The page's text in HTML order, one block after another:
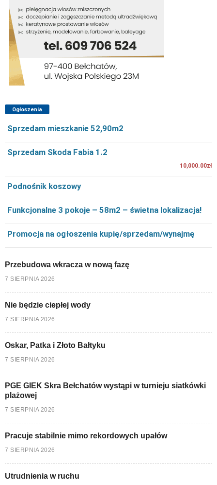
Ogłoszenia
Sprzedam mieszkanie 52,90m2
Sprzedam Skoda Fabia 1.2
10,000.00zł
Podnośnik koszowy
Funkcjonalne 3 pokoje – 58m2 – świetna lokalizacja!
Promocja na ogłoszenia kupię/sprzedam/wynajmę
Przebudowa wkracza w nową fazę
7 SIERPNIA 2026
Nie będzie ciepłej wody
7 SIERPNIA 2026
Oskar, Patka i Złoto Bałtyku
7 SIERPNIA 2026
PGE GIEK Skra Bełchatów wystąpi w turnieju siatkówki
plażowej
7 SIERPNIA 2026
Pracuje stabilnie mimo rekordowych upałów
7 SIERPNIA 2026
Utrudnienia w ruchu